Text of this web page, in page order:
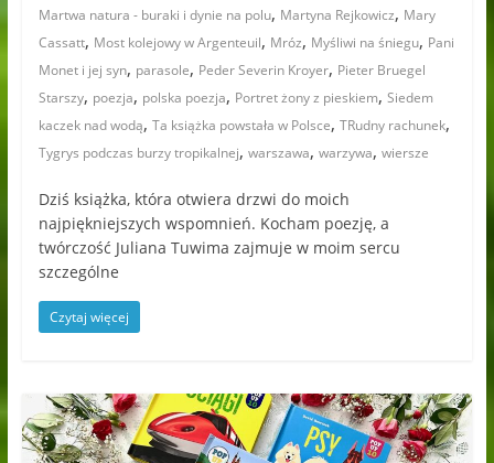
Martwa natura - buraki i dynie na polu, Martyna Rejkowicz, Mary
Cassatt, Most kolejowy w Argenteuil, Mróz, Myśliwi na śniegu, Pani
Monet i jej syn, parasole, Peder Severin Kroyer, Pieter Bruegel
Starszy, poezja, polska poezja, Portret żony z pieskiem, Siedem
kaczek nad wodą, Ta książka powstała w Polsce, TRudny rachunek,
Tygrys podczas burzy tropikalnej, warszawa, warzywa, wiersze
Dziś książka, która otwiera drzwi do moich
najpiękniejszych wspomnień. Kocham poezję, a
twórczość Juliana Tuwima zajmuje w moim sercu
szczególne
Czytaj więcej